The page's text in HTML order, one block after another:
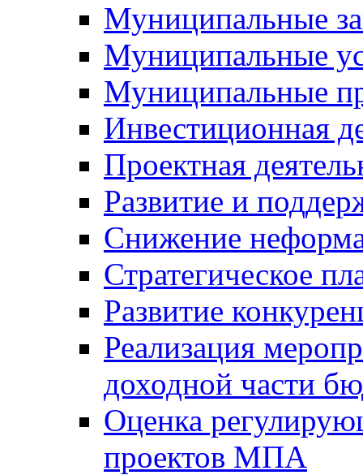
Муниципальные
Муниципальные
Муниципальные
Инвестиционная
Проектная
Развитие и
Снижение
Стратегическое
Развитие
Реализация
доходной части
Оценка
проектов МПА